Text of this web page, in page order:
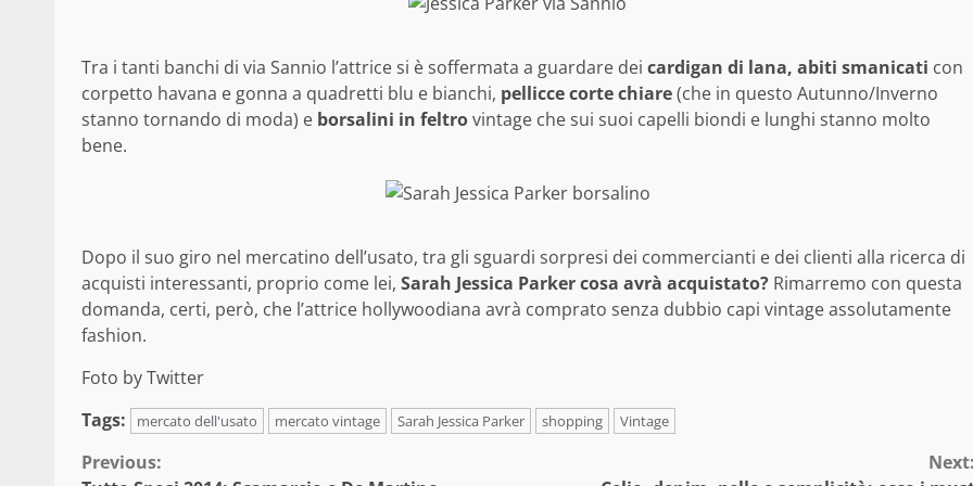
Tra i tanti banchi di via Sannio l’attrice si è soffermata a guardare dei cardigan di lana, abiti smanicati con
corpetto havana e gonna a quadretti blu e bianchi, pellicce corte chiare(che in questo Autunno/Inverno
stanno tornando di moda) e borsalini in feltrovintage che sui suoi capelli biondi e lunghi stanno molto
bene.
Dopo il suo giro nel mercatino dell’usato, tra gli sguardi sorpresi dei commercianti e dei clienti alla ricerca di
acquisti interessanti, proprio come lei, Sarah Jessica Parker cosa avrà acquistato? Rimarremo con questa
domanda, certi, però, che l’attrice hollywoodiana avrà comprato senza dubbio capi vintage assolutamente
fashion.
Foto by Twitter
Tags:
mercato dell'usato mercato vintage Sarah Jessica Parker shopping Vintage
Continue
Previous: